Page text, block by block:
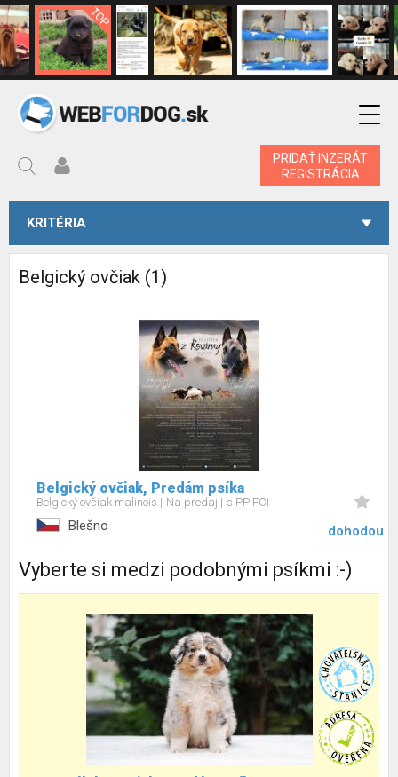
PRIDAŤ INZERÁT
REGISTRÁCIA
KRITÉRIA
Belgický ovčiak (1)
Belgický ovčiak, Predám psíka
Belgický ovčiak malinois Na predaj s PP FCI
Blešno dohodou
Vyberte si medzi podobnými psíkmi :-)